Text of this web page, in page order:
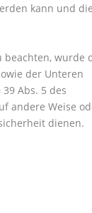
kann und die
beachten, wurde
der Unteren
Abs. 5 des
andere Weise
dienen.